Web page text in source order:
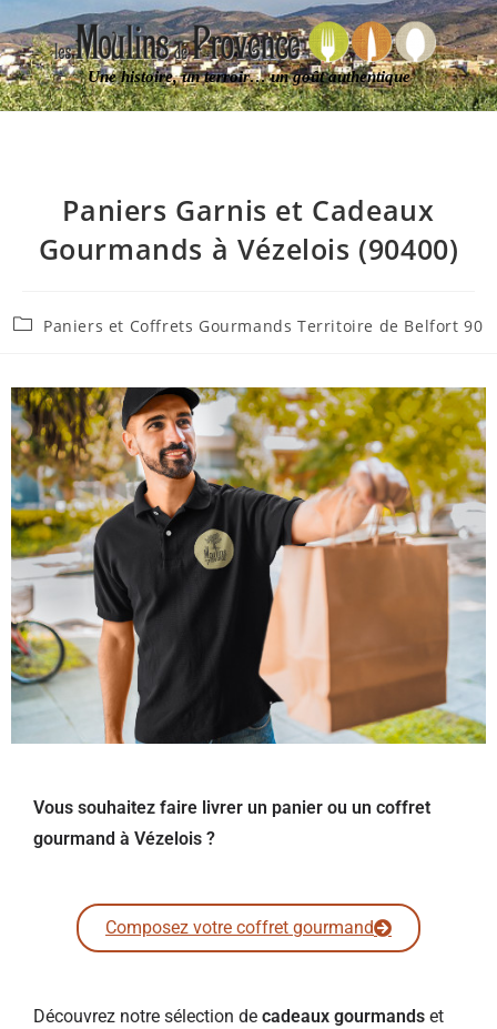
Une histoire, un terroir… un goût authentique
Paniers Garnis et Cadeaux
Gourmands à Vézelois (90400)
Paniers et Coffrets Gourmands Territoire de Belfort 90
Vous souhaitez faire livrer un panier ou un coffret
gourmand à Vézelois ?
Composez votre coffret gourmand
Découvrez notre sélection de cadeaux gourmands et